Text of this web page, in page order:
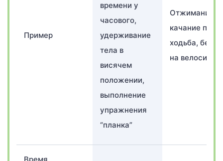
Пример
времени у
часового,
удерживание
тела в
висячем
положении,
выполнение
упражнения
“планка”
Отжимание,
качание
ходьба, бег,
на